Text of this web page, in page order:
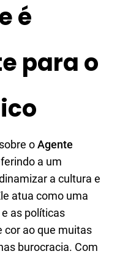
é
para o
oAgente
a um
a cultura e
atua como uma
as políticas
cor ao que muitas
burocracia. Com